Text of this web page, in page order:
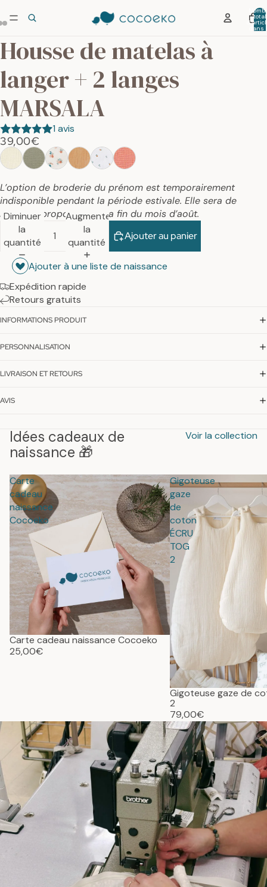
total
dans
Housse de matelas à
langer + 2 langes
MARSALA
1 avis
39,00€
L’option de broderie du prénom est temporairement
indisponible pendant la période estivale. Elle sera de
nouveau proposée dès la fin du mois d’août.
Diminuer
la
quantité
Augmenter
la
quantité
Ajouter au panier
Ajouter à une liste de naissance
Expédition rapide
Retours gratuits
INFORMATIONS PRODUIT
PERSONNALISATION
LIVRAISON ET RETOURS
AVIS
Idées cadeaux de
naissance 🎁
Voir la collection
Carte
cadeau
naissance
Cocoeko
Carte cadeau naissance Cocoeko
25,00€
Gigoteuse
gaze
de
coton
ÉCRU
TOG
2
Gigoteuse gaze de
2
79,00€